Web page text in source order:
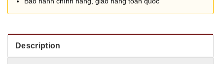
Description